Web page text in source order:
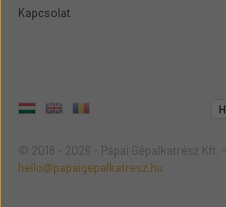
Kapcsolat
© 2018 - 2026 - Pápai Gépalkatrész Kft. -
hello@papaigepalkatresz.hu